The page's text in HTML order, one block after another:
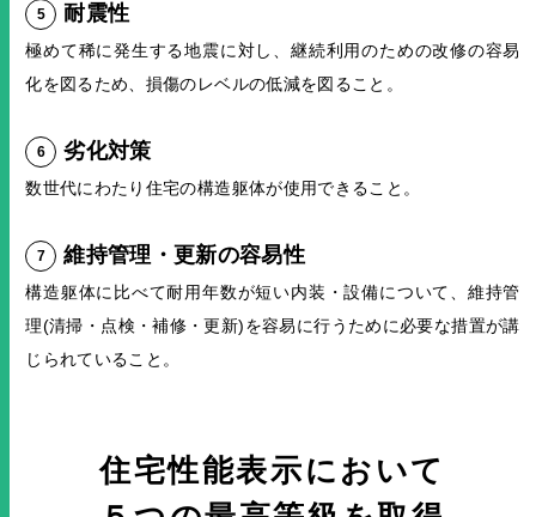
耐震性
極めて稀に発生する地震に対し、継続利用のための改修の容易
化を図るため、損傷のレベルの低減を図ること。
劣化対策
数世代にわたり住宅の構造躯体が使用できること。
維持管理・更新の容易性
構造躯体に比べて耐用年数が短い内装・設備について、維持管
理(清掃・点検・補修・更新)を容易に行うために必要な措置が講
じられていること。
住宅性能表示において